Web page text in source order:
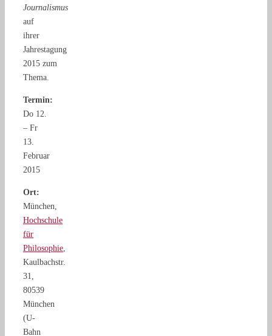
Journalismus
auf
ihrer
Jahrestagung
2015 zum
Thema.
Termin:
Do 12.
– Fr
13.
Februar
2015
Ort:
München,
Hochschule
für
Philosophie
Kaulbachstr.
31,
80539
München
(U-
Bahn